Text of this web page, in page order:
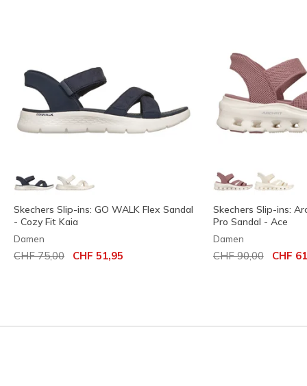
Skechers Slip-ins: GO WALK Flex Sandal
- Cozy Fit Kaia
Damen
Reduziert von
CHF 75,00 auf
CHF 51,95
Skechers Slip-ins:
Pro Sandal - Ace
Damen
Reduziert von
CHF 90,00aufCHF